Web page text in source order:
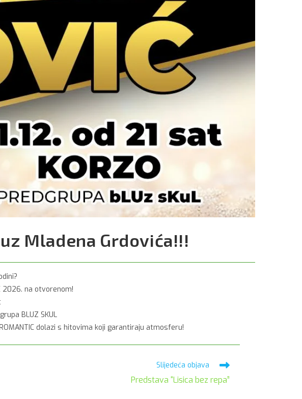
Mladena Grdovića!!!
2026. na otvorenom!
BLUZ SKUL
dolazi s hitovima koji garantiraju atmosferu!
Slijedeća objava
Predstava “Lisica bez repa”